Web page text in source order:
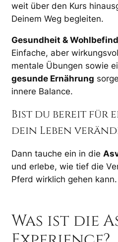
Was ist die
weit über den Kurs
Deinem Weg begleiten.
Gesundheit &
Einfache, aber
mentale Übungen sowie
gesunde Ernährung
innere Balance.
Bist du bereit für
dein Leben
Dann tauche ein in die
und erlebe, wie tief die
Pferd wirklich gehen kann.